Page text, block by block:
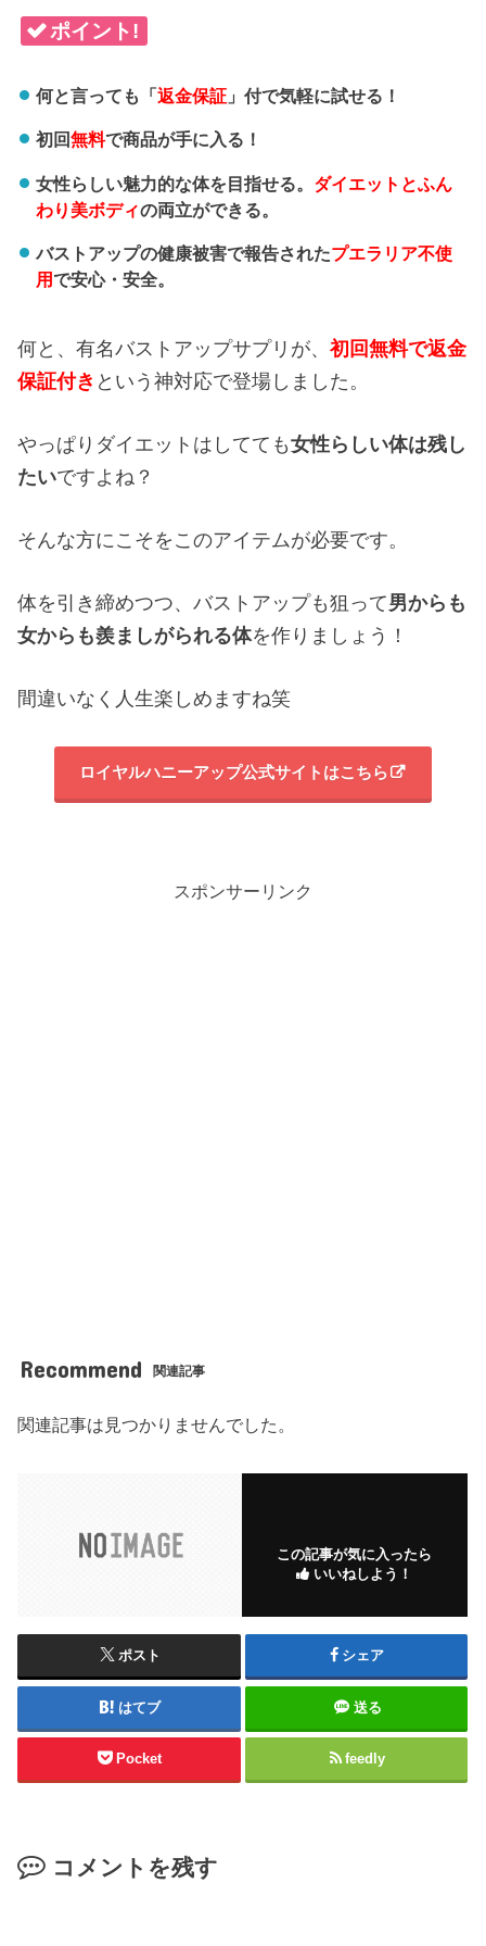
ポイント!
何と言っても「返金保証」付で気軽に試せる！
初回無料で商品が手に入る！
女性らしい魅力的な体を目指せる。 ダイエットとふん
わり美ボディの両立ができる。
バストアップの健康被害で報告されたプエラリア不使
用で安心・安全。
何と、有名バストアップサプリが、初回無料で返金
保証付き という神対応で登場しました。
やっぱりダイエットはしてても女性らしい体は残し
たいですよね？
そんな方にこそをこのアイテムが必要です。
体を引き締めつつ、バストアップも狙って男からも
女からも羨ましがられる体を作りましょう！
間違いなく人生楽しめますね笑
ロイヤルハニーアップ公式サイトはこちら
スポンサーリンク
Recommend 関連記事
関連記事は見つかりませんでした。
この記事が気に入ったら
いいねしよう！
ポスト シェア
はてブ 送る
Pocket feedly
コメントを残す